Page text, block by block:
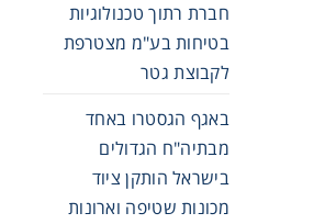
חברת רתוך טכנולוגיות
בטיחות בע"מ מצטרפת
לקבוצת גטר
באגף הגסטרו באחד
מבתיה"ח הגדולים
בישראל הותקן ציוד
מכונות שטיפה וארונות